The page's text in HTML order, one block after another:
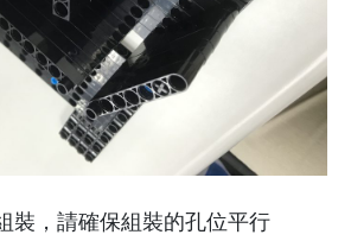
裝，請確保組裝的孔位平行